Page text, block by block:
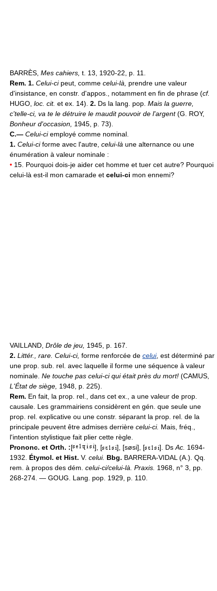
BARRÈS, Mes cahiers, t. 13, 1920-22, p. 11.
Rem. 1. Celui-cipeut, comme celui-là,
prendre une valeur
d'insistance, en constr. d'appos., notamment en fin de phrase (cf.
HUGO, loc. cit. et ex. 14). 2. Ds la lang. pop. Mais la guerre,
c'telle-ci, va te le détruire le maudit pouvoir de l'argent(G. ROY,
Bonheur d'occasion, 1945, p. 73).
C.— Celui-ciemployé comme nominal.
1. Celui-ciforme avec l'autre, celui-là une alternance ou une
énumération à valeur nominale :
• 15. Pourquoi dois-je aider cet homme et tuer cet autre? Pourquoi
celui-là est-il mon camarade et celui-ci mon ennemi?
VAILLAND, Drôle de jeu, 1945, p. 167.
2. Littér., rare. Celui-ci, forme renforcée de celui, est déterminé par
une prop. sub. rel. avec laquelle il forme une séquence à valeur
nominale. Ne touche pas celui-ci qui était près du mort! (CAMUS,
L'État de siège, 1948, p. 225).
Rem. En fait, la prop. rel., dans cet ex., a une valeur de prop.
causale. Les grammairiens considèrent en gén. que seule une
prop. rel. explicative ou une constr. séparant la prop. rel. de la
principale peuvent être admises derrière celui-ci. Mais, fréq.,
l'intention stylistique fait plier cette règle.
Prononc. et Orth. :[ ], [ ], [søsi], [ ]. Ds Ac. 1694-
1932. Étymol. et Hist. V. celui. Bbg. BARRERA-VIDAL (A.). Qq.
rem. à propos des dém. celui-ci/celui-là. Praxis. 1968, n° 3, pp.
268-274. — GOUG. Lang. pop. 1929, p. 110.